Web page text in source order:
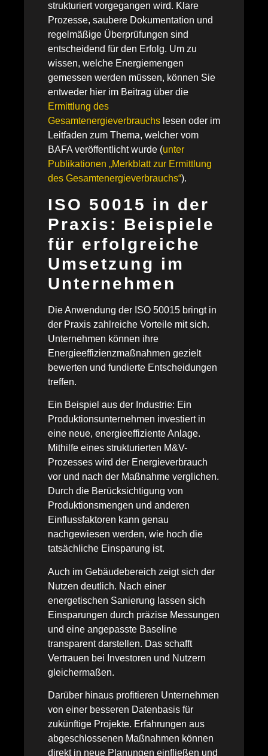
strukturiert vorgegangen wird. Klare
Prozesse, saubere Dokumentation und
regelmäßige Überprüfungen sind
entscheidend für den Erfolg. Um zu
wissen, welche Energiemengen
gemessen werden müssen, können Sie
entweder hier im Beitrag über die
Ermittlung des
Gesamtenergieverbrauchs lesen oder im
Leitfaden zum Thema, welcher vom
BAFA veröffentlicht wurde (unter
Publikationen „Merkblatt zur Ermittlung
des Gesamtenergieverbrauchs“).
ISO 50015 in der
Praxis: Beispiele
für erfolgreiche
Umsetzung im
Unternehmen
Die Anwendung der ISO 50015 bringt in
der Praxis zahlreiche Vorteile mit sich.
Unternehmen können ihre
Energieeffizienzmaßnahmen gezielt
bewerten und fundierte Entscheidungen
treffen.
Ein Beispiel aus der Industrie: Ein
Produktionsunternehmen investiert in
eine neue, energieeffiziente Anlage.
Mithilfe eines strukturierten M&V-
Prozesses wird der Energieverbrauch
vor und nach der Maßnahme verglichen.
Durch die Berücksichtigung von
Produktionsmengen und anderen
Einflussfaktoren kann genau
nachgewiesen werden, wie hoch die
tatsächliche Einsparung ist.
Auch im Gebäudebereich zeigt sich der
Nutzen deutlich. Nach einer
energetischen Sanierung lassen sich
Einsparungen durch präzise Messungen
und eine angepasste Baseline
transparent darstellen. Das schafft
Vertrauen bei Investoren und Nutzern
gleichermaßen.
Darüber hinaus profitieren Unternehmen
von einer besseren Datenbasis für
zukünftige Projekte. Erfahrungen aus
abgeschlossenen Maßnahmen können
direkt in neue Planungen einfließen und